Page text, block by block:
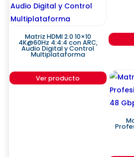
Matriz HDMI 2.0 10×10
4K@60Hz 4:4:4 con ARC,
Audio Digital y Control
Multiplataforma
Ver producto